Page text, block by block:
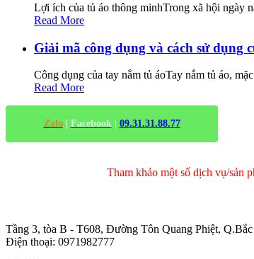
Lợi ích của tủ áo thông minhTrong xã hội ngày
Read More
Giải mã công dụng và cách sử dụng
Công dụng của tay nắm tủ áoTay nắm tủ áo,
Read More
Zalo| Facebook| 09.31.31.88.77
Tham khảo một số dịch vụ/sản
Tầng 3, tòa B - T608, Đường Tôn Quang Phiệt,
Điện thoại: 0971982777